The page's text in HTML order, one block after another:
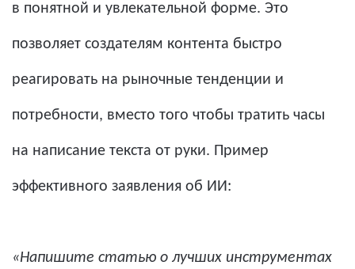
в понятной и увлекательной форме. Это
позволяет создателям контента быстро
реагировать на рыночные тенденции и
потребности, вместо того чтобы тратить часы
на написание текста от руки. Пример
эффективного заявления об ИИ:
«Напишите статью о лучших инструментах